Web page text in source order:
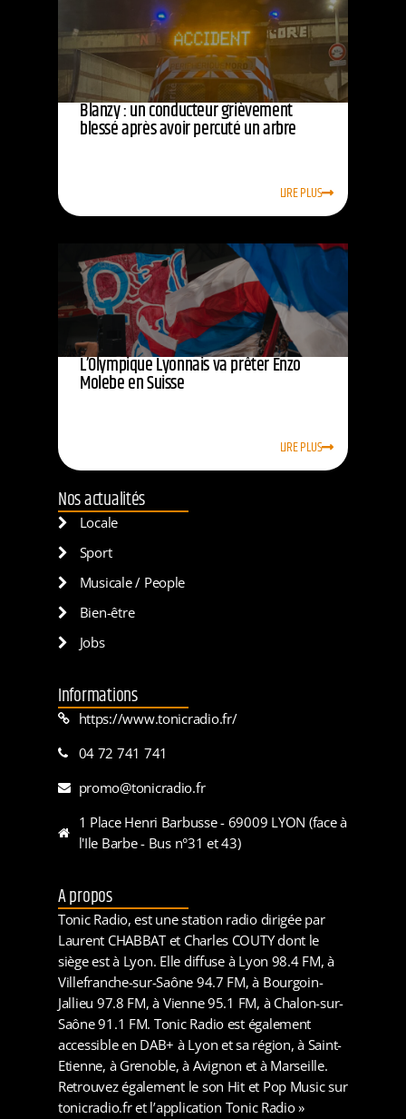
Blanzy : un conducteur grièvement
blessé après avoir percuté un arbre
LIRE PLUS
L’Olympique Lyonnais va prêter Enzo
Molebe en Suisse
LIRE PLUS
Nos actualités
Locale
Sport
Musicale / People
Bien-être
Jobs
Informations
https://www.tonicradio.fr/
04 72 741 741
promo@tonicradio.fr
1 Place Henri Barbusse - 69009 LYON (face à
l'Ile Barbe - Bus n°31 et 43)
A propos
Tonic Radio, est une station radio dirigée par
Laurent CHABBAT et Charles COUTY dont le
siège est à Lyon. Elle diffuse à Lyon 98.4 FM, à
Villefranche-sur-Saône 94.7 FM, à Bourgoin-
Jallieu 97.8 FM, à Vienne 95.1 FM, à Chalon-sur-
Saône 91.1 FM. Tonic Radio est également
accessible en DAB+ à Lyon et sa région, à Saint-
Etienne, à Grenoble, à Avignon et à Marseille.
Retrouvez également le son Hit et Pop Music sur
tonicradio.fr et l’application Tonic Radio »